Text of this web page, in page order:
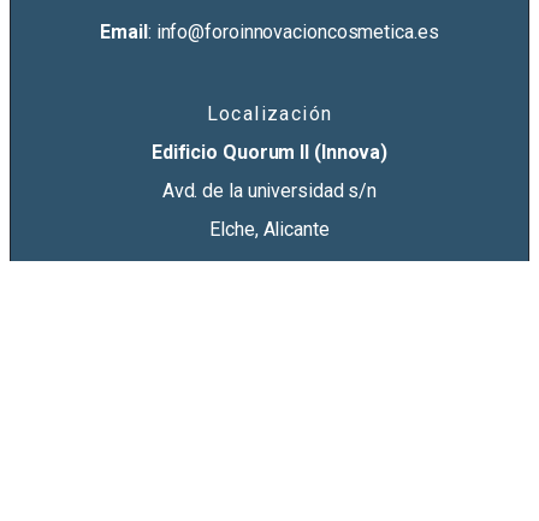
Email : info@foroinnovacioncosmetica.es
Localización
Edificio Quorum II (Innova)
Avd. de la universidad s/n
Elche, Alicante